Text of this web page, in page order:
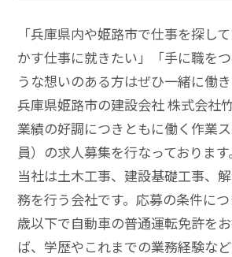
「兵庫県内や姫路市で仕事を探し
かす仕事に就きたい」「手に職を
うな想いのある方はぜひ一緒に働
兵庫県姫路市の建設会社 株式会社
業績の好調につきともに働く作業
員）の求人募集を行なっております。
当社は土木工事、建設基礎工事、
務を行う会社です。応募の条件に
歳以下で自動車の普通運転免許を
ば、学歴やこれまでの業務経験など